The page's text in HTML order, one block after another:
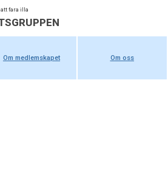
fara illa
Om medlemskapet Om oss